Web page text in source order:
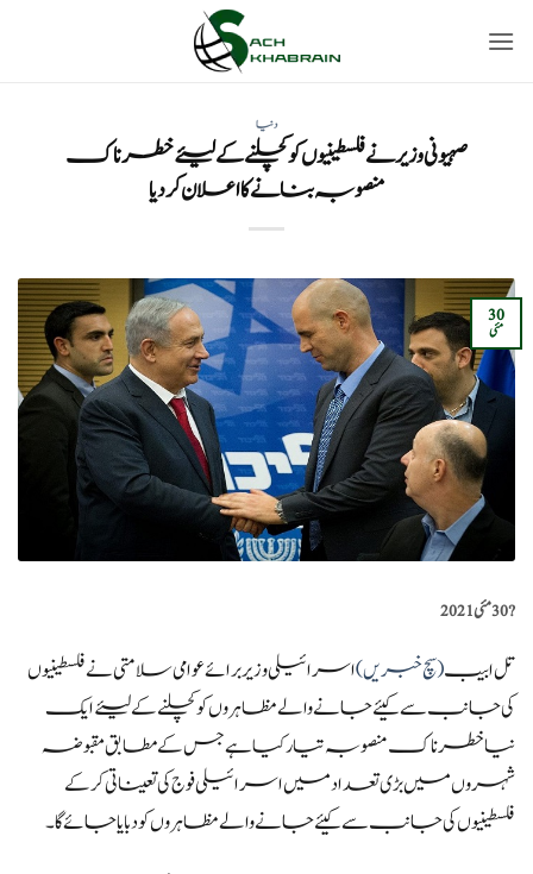
دنیا
صہیونی وزیر نے فلسطینیوں کو کچلنے کے لیئے خطرناک
منصوبہ بنانے کا اعلان کردیا
30
مئی
?️30 مئی 2021
تل ابیب(سچ خبریں)اسرائیلی وزیر برائے عوامی سلامتی نے فلسطینیوں
کی جانب سے کیئے جانے والے مظاہروں کو کچلنے کے لیئے ایک
نیا خطرناک منصوبہ تیار کیا ہے جس کے مطابق مقبوضہ
شہروں میں بڑی تعداد میں اسرائیلی فوج کی تعیناتی کرکے
فلسطینیوں کی جانب سے کیئے جانے والے مظاہروں کو دبایا جائے گا۔